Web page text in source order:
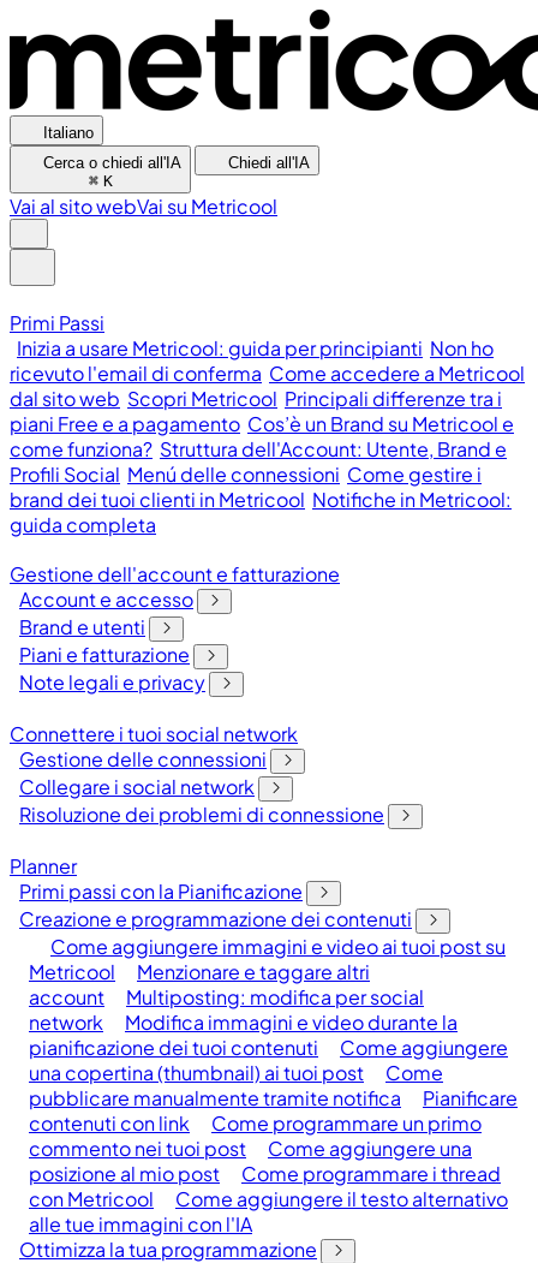
Italiano
Cerca o chiedi all'IA
⌘ K
Chiedi all'IA
Vai al sito webVai su Metricool
Primi Passi
Inizia a usare Metricool: guida per principianti Non ho
ricevuto l'email di conferma Come accedere a Metricool
dal sito web Scopri Metricool Principali differenze tra i
piani Free e a pagamento Cos’è un Brand su Metricool e
come funziona? Struttura dell'Account: Utente, Brand e
Profili Social Menú delle connessioni Come gestire i
brand dei tuoi clienti in Metricool Notifiche in Metricool:
guida completa
Gestione dell'account e fatturazione
Account e accesso
Brand e utenti
Piani e fatturazione
Note legali e privacy
Connettere i tuoi social network
Gestione delle connessioni
Collegare i social network
Risoluzione dei problemi di connessione
Planner
Primi passi con la Pianificazione
Creazione e programmazione dei contenuti
Come aggiungere immagini e video ai tuoi post su
Metricool
Menzionare e taggare altri
account
Multiposting: modifica per social
network
Modifica immagini e video durante la
pianificazione dei tuoi contenuti
Come aggiungere
una copertina (thumbnail) ai tuoi post
Come
pubblicare manualmente tramite notifica
Pianificare
contenuti con link
Come programmare un primo
commento nei tuoi post
Come aggiungere una
posizione al mio post
Come programmare i thread
con Metricool
Come aggiungere il testo alternativo
alle tue immagini con l'IA
Ottimizza la tua programmazione